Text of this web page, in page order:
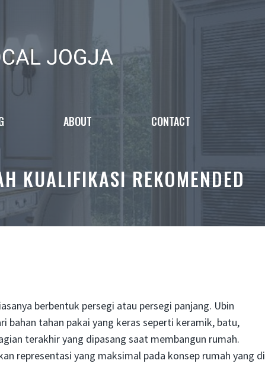
ABOUT CONTACT
KUALIFIKASI REKOMENDED
berbentuk persegi atau persegi panjang. Ubin
bahan tahan pakai yang keras seperti keramik, batu,
terakhir yang dipasang saat membangun rumah.
representasi yang maksimal pada konsep rumah yang di